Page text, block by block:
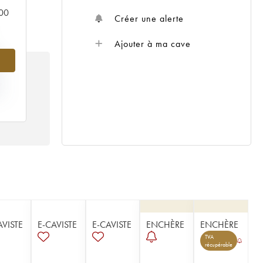
Créer une alerte
Ajouter à ma cave
E-CAVISTE E-CAVISTE ENCHÈRE ENCHÈRE
TVA
récupérable